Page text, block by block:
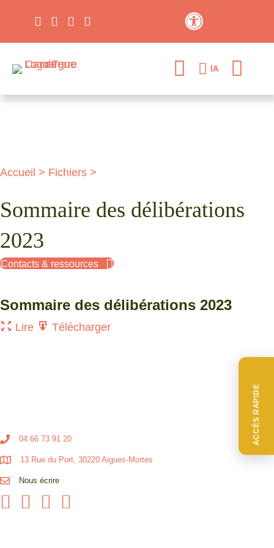
ACCÈS RAPIDE
IA
Accueil > Fichiers >
Sommaire des délibérations
2023
Contacts & ressources
Sommaire des délibérations 2023
Lire Télécharger
04 66 73 91 20
13 Rue du Port, 30220 Aigues-Mortes
Nous écrire